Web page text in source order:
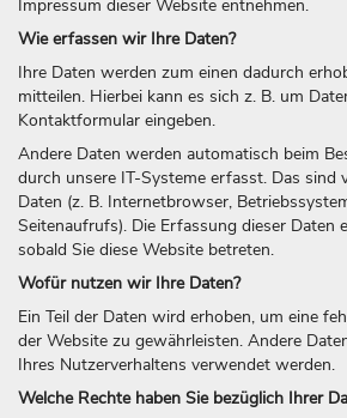
Impressum dieser Website entnehmen.
Wie erfassen wir Ihre Daten?
Ihre Daten werden zum einen dadurch
mitteilen. Hierbei kann es sich z. B. um
Kontaktformular eingeben.
Andere Daten werden automatisch beim
durch unsere IT-Systeme erfasst. Das sind
Daten (z. B. Internetbrowser,
Seitenaufrufs). Die Erfassung dieser Daten
sobald Sie diese Website betreten.
Wofür nutzen wir Ihre Daten?
Ein Teil der Daten wird erhoben, um eine
der Website zu gewährleisten. Andere
Ihres Nutzerverhaltens verwendet werden.
Welche Rechte haben Sie bezüglich Ihrer